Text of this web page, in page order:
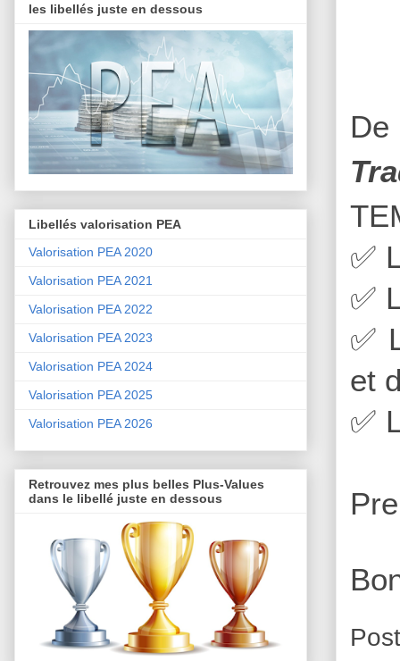
✅
✅
✅
et
✅
les libellés juste en dessous
Libellés valorisation PEA
Valorisation PEA 2020
Valorisation PEA 2021
Valorisation PEA 2022
Valorisation PEA 2023
Valorisation PEA 2024
Valorisation PEA 2025
Valorisation PEA 2026
Retrouvez mes plus belles Plus-Values
dans le libellé juste en dessous